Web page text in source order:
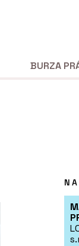
BURZA